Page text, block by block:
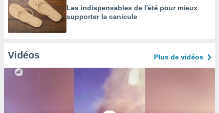
Les indispensables de l'été pour mieux
supporter la canicule
Vidéos Plus de vidéos